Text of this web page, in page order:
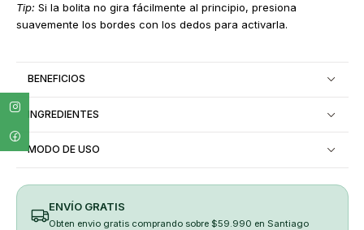
Tip: Si la bolita no gira fácilmente al principio, presiona
suavemente los bordes con los dedos para activarla.
BENEFICIOS
INGREDIENTES
MODO DE USO
ENVÍO GRATIS
Obten envio gratis comprando sobre $59.990 en Santiago